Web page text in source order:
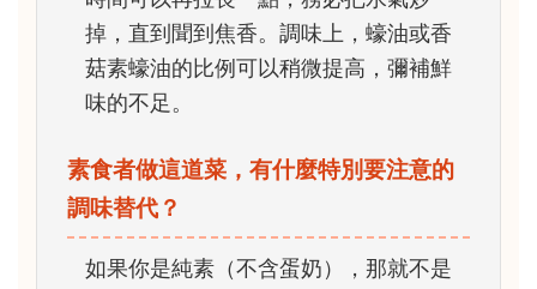
掉，直到聞到焦香。調味上，蠔油或香
菇素蠔油的比例可以稍微提高，彌補鮮
味的不足。
素食者做這道菜，有什麼特別要注意的
調味替代？
如果你是純素（不含蛋奶），那就不是